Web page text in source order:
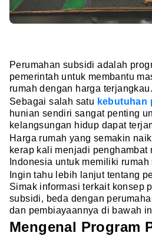
Perumahan subsidi adalah
pemerintah untuk membantu
rumah dengan harga terjangkau.
Sebagai salah satu kebutuhan
hunian sendiri sangat penting
kelangsungan hidup dapat
Harga rumah yang semakin
kerap kali menjadi penghambat
Indonesia untuk memiliki rumah
Ingin tahu lebih lanjut tentang
Simak informasi terkait konsep
subsidi, beda dengan
dan pembiayaannya di bawah
Mengenal Program